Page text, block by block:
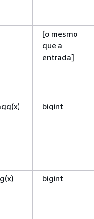
[o mesmo
que a
entrada]
bigint
bigint